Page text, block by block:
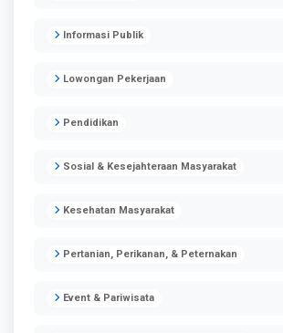
Informasi Publik
Lowongan Pekerjaan
Pendidikan
Sosial & Kesejahteraan Masyarakat
Kesehatan Masyarakat
Pertanian, Perikanan, & Peternakan
Event & Pariwisata